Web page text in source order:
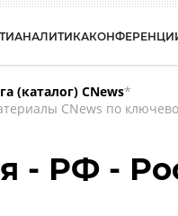
АНАЛИТИКА
(каталог) CNews*
CNews по
- РФ -